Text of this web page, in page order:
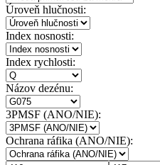
Úroveň hlučnosti:
Index nosnosti:
Index rychlosti:
Názov dezénu:
3PMSF (ANO/NIE):
Ochrana ráfika (ANO/NIE):